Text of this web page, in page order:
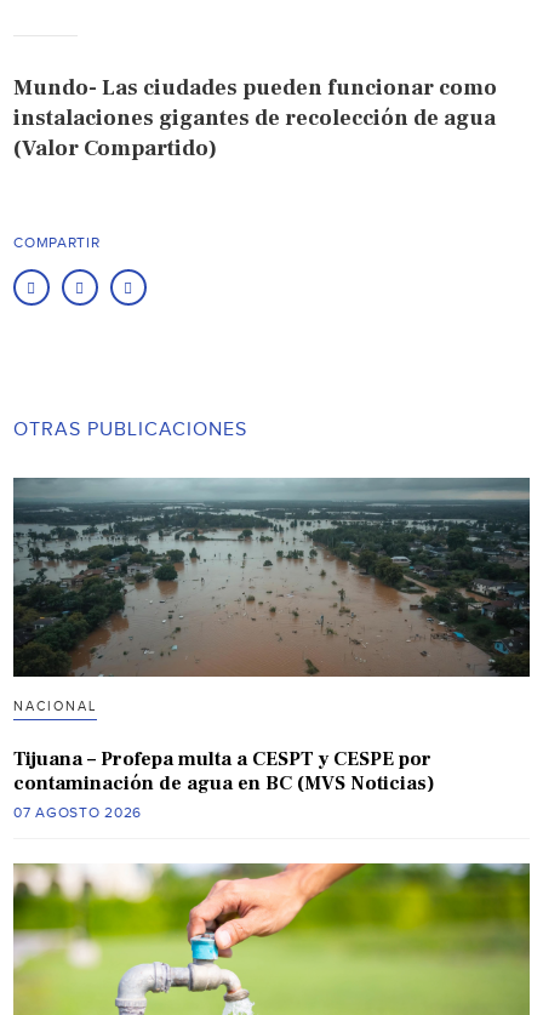
Mundo- Las ciudades pueden funcionar como
instalaciones gigantes de recolección de agua
(Valor Compartido)
COMPARTIR
OTRAS PUBLICACIONES
NACIONAL
Tijuana – Profepa multa a CESPT y CESPE por
contaminación de agua en BC (MVS Noticias)
07 AGOSTO 2026